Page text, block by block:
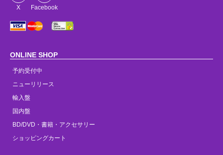
X Facebook
ONLINE SHOP
予約受付中
ニューリリース
輸入盤
国内盤
BD/DVD・書籍・アクセサリー
ショッピングカート